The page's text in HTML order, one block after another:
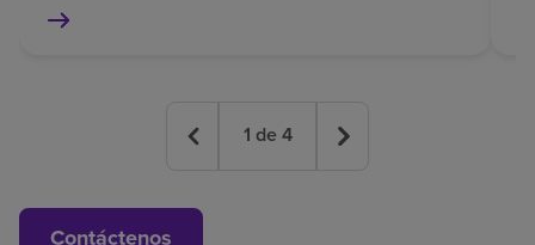
1 de 4
Contáctenos